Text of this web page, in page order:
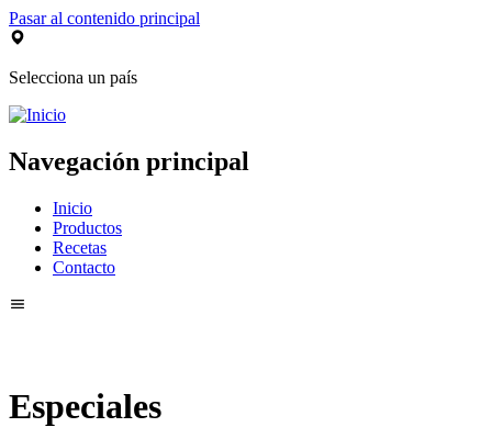
Pasar al contenido principal
Selecciona un país
Navegación principal
Inicio
Productos
Recetas
Contacto
Especiales